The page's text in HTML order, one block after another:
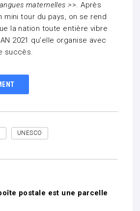
maternelles >>. Après
mini tour du pays, on se rend
la nation toute entière vibre
2021 qu’elle organise avec
succès.
UNESCO
postale est une parcelle